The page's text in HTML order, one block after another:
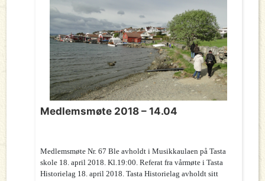
Medlemsmøte 2018 – 14.04
Medlemsmøte Nr. 67 Ble avholdt i Musikkaulaen på Tasta
skole 18. april 2018. Kl.19:00. Referat fra vårmøte i Tasta
Historielag 18. april 2018. Tasta Historielag avholdt sitt